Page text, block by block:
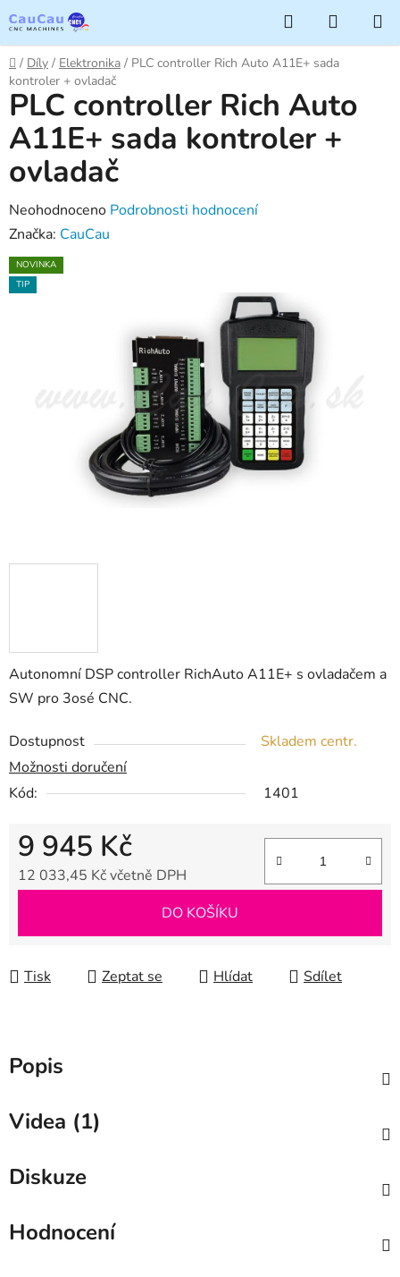
na
obsah
Hledat
KOŠÍK
Domů
/ Díly / Elektronika / PLC controller Rich Auto A11E+ sada
kontroler + ovladač
Autonomní DSP controller RichAuto A11E+ s ovladačem a
SW pro 3osé CNC.
Dostupnost
Skladem centr.
Možnosti doručení
Kód:
1401
9 945 Kč
12 033,45 Kč včetně DPH
DO KOŠÍKU
Tisk Zeptat se Hlídat Sdílet
PLC controller Rich Auto
A11E+ sada kontroler +
ovladač
Průměrné
hodnocení
produktu
je
Neohodnoceno Podrobnosti hodnocení
Značka: CauCau
NOVINKA
TIP
Popis
Videa (1)
Diskuze
Hodnocení